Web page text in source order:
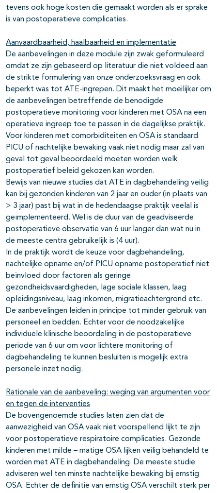
tevens ook hoge kosten die gemaakt worden als er sprake
is van postoperatieve complicaties.
Aanvaardbaarheid, haalbaarheid en implementatie
De aanbevelingen in deze module zijn zwak geformuleerd
omdat ze zijn gebaseerd op literatuur die niet voldeed aan
de strikte formulering van onze onderzoeksvraag en ook
beperkt was tot ATE-ingrepen. Dit maakt het moeilijker om
de aanbevelingen betreffende de benodigde
postoperatieve monitoring voor kinderen met OSA na een
operatieve ingreep toe te passen in de dagelijkse praktijk.
Voor kinderen met comorbiditeiten en OSA is standaard
PICU of nachtelijke bewaking vaak niet nodig maar zal van
geval tot geval beoordeeld moeten worden welk
postoperatief beleid gekozen kan worden.
Bewijs van nieuwe studies dat ATE in dagbehandeling veilig
kan bij gezonden kinderen van 2 jaar en ouder (in plaats van
> 3 jaar) past bij wat in de hedendaagse praktijk veelal is
geïmplementeerd. Wel is de duur van de geadviseerde
postoperatieve observatie van 6 uur langer dan wat nu in
de meeste centra gebruikelijk is (4 uur).
In de praktijk wordt de keuze voor dagbehandeling,
nachtelijke opname en/of PICU opname postoperatief niet
beïnvloed door factoren als geringe
gezondheidsvaardigheden, lage sociale klassen, laag
opleidingsniveau, laag inkomen, migratieachtergrond etc.
De aanbevelingen leiden in principe tot minder gebruik van
personeel en bedden. Echter voor de noodzakelijke
individuele klinische beoordeling in de postoperatieve
periode van 6 uur om voor lichtere monitoring of
dagbehandeling te kunnen besluiten is mogelijk extra
personele inzet nodig.
Rationale van de aanbeveling: weging van argumenten voor
en tegen de interventies
De bovengenoemde studies laten zien dat de
aanwezigheid van OSA vaak niet voorspellend lijkt te zijn
voor postoperatieve respiratoire complicaties. Gezonde
kinderen met milde – matige OSA lijken veilig behandeld te
worden met ATE in dagbehandeling. De meeste studie
adviseren wel ten minste nachtelijke bewaking bij ernstig
OSA. Echter de definitie van ernstig OSA verschilt sterk per